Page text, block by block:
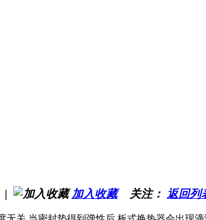
| 加入收藏关注： 返回列